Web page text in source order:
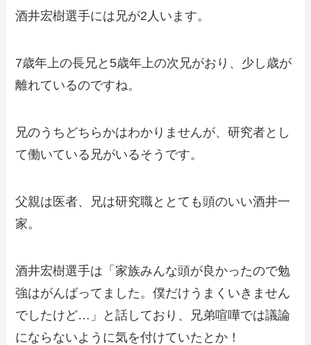
酒井宏樹選手には兄が2人います。
7歳年上の長兄と5歳年上の次兄がおり、少し歳が
離れているのですね。
兄のうちどちらかはわかりませんが、研究者とし
て働いている兄がいるそうです。
父親は医者、兄は研究職ととても頭のいい酒井一
家。
酒井宏樹選手は「家族みんな頭が良かったので勉
強はがんばってました。僕だけうまくいきません
でしたけど…」と話しており、兄弟喧嘩では議論
にならないように気を付けていたとか！